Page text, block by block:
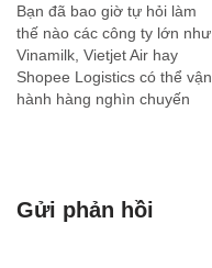
Bạn đã bao giờ tự hỏi làm
thế nào các công ty lớn như
Vinamilk, Vietjet Air hay
Shopee Logistics có thể vận
hành hàng nghìn chuyến
Gửi phản hồi